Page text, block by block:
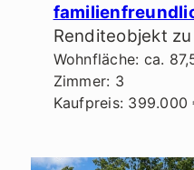
Renditeobjekt
Wohnfläche: ca.
Zimmer: 3
Kaufpreis: 399.000